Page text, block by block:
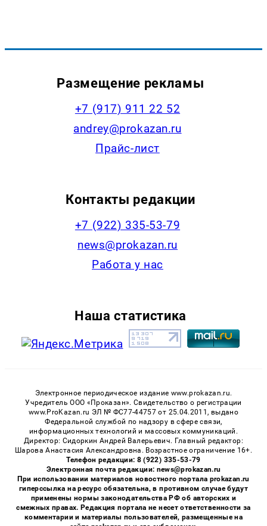
Размещение рекламы
+7 (917) 911 22 52
andrey@prokazan.ru
Прайс-лист
Контакты редакции
+7 (922) 335-53-79
news@prokazan.ru
Работа у нас
Наша статистика
Электронное периодическое издание www.prokazan.ru.
Учредитель ООО «Проказан». Cвидетельство о регистрации
www.ProKazan.ru ЭЛ № ФС77-44757 от 25.04.2011, выдано
Федеральной службой по надзору в сфере связи,
информационных технологий и массовых коммуникаций.
Директор: Сидоркин Андрей Валерьевич. Главный редактор:
Шарова Анастасия Александровна. Возрастное ограничение 16+.
Телефон редакции: 8 (922) 335-53-79
Электронная почта редакции: news@prokazan.ru
При использовании материалов новостного портала prokazan.ru
гиперссылка на ресурс обязательна, в противном случае будут
применены нормы законодательства РФ об авторских и
смежных правах. Редакция портала не несет ответственности за
комментарии и материалы пользователей, размещенные на